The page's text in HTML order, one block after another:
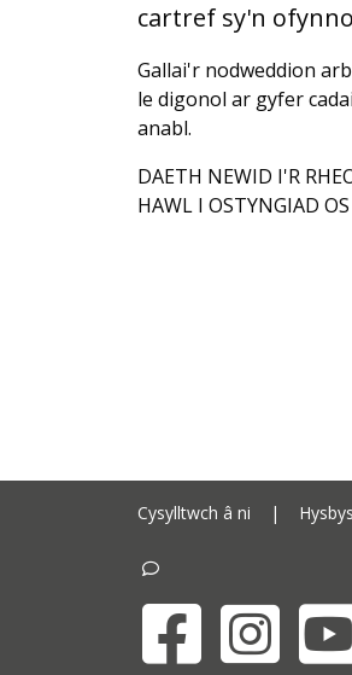
cartref sy'n
Gallai'r nodweddion
le digonol ar gyfer
anabl.
DAETH NEWID I'R
HAWL I OSTYNGIAD
Cysylltwch â ni |
Facebook